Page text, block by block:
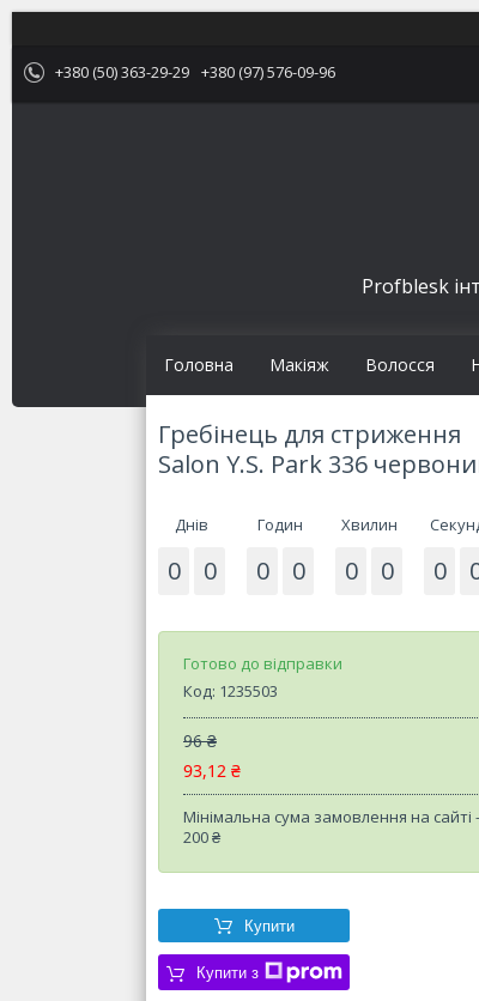
+380 (50) 363-29-29 +380 (97) 576-09-96
Profblesk
Головна Макіяж Волосся
Гребінець для стриження
Salon Y.S. Park 336
Днів
0 0
Годин
0 0
Хвилин
0 0 0
Готово до відправки
Код: 1235503
96 ₴
93,12 ₴
Мінімальна сума замовлення на
200 ₴
Купити
Купити з